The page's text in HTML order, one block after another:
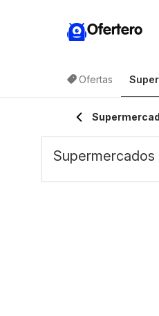
Ofertero
Ofertas
Supermercados